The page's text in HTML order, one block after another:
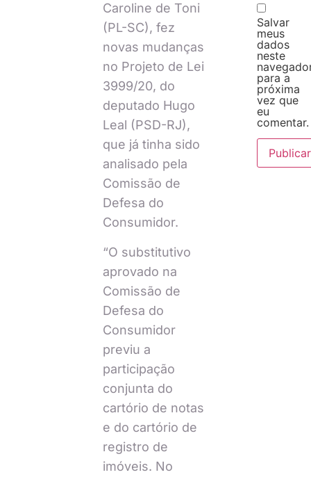
Caroline de Toni
(PL-SC), fez
novas mudanças
no Projeto de Lei
3999/20, do
deputado Hugo
Leal (PSD-RJ),
que já tinha sido
analisado pela
Comissão de
Defesa do
Consumidor.
“O substitutivo
aprovado na
Comissão de
Defesa do
Consumidor
previu a
participação
conjunta do
cartório de notas
e do cartório de
registro de
imóveis. No
Salvar
meus
dados
neste
para a
próxima
vez que
eu
comentar.